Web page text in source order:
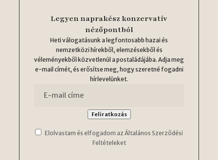
Legyen naprakész konzervatív
nézőpontból
Heti válogatásunk a legfontosabb hazai és
nemzetközi hírekből, elemzésekből és
véleményekből közvetlenül a postaládájába. Adja meg
e-mail címét, és erősítse meg, hogy szeretné fogadni
hírlevelünket.
Elolvastam és elfogadom az Általános Szerződési
Feltételeket